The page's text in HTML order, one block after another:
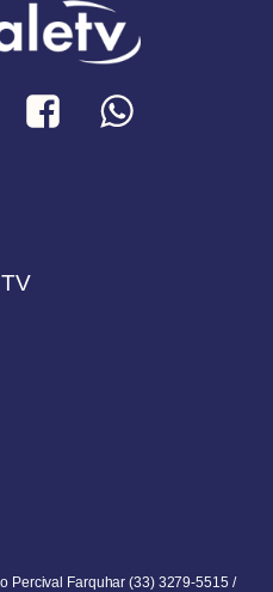
Percival Farquhar (33) 3279-5515 /